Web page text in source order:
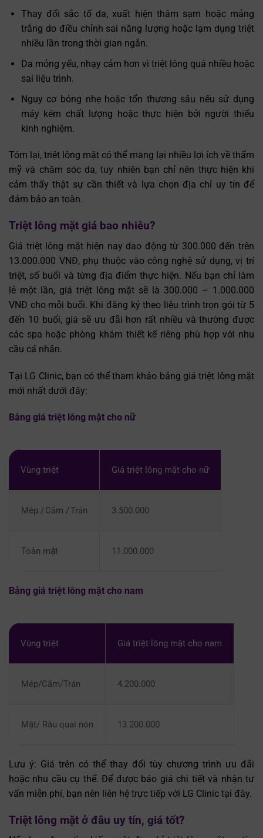
Thay đổi sắc tố da, xuất hiện thâm sạm hoặc mảng
trắng do điều chỉnh sai năng lượng hoặc lạm dụng triệt
nhiều lần trong thời gian ngắn.
Da mỏng yếu, nhạy cảm hơn vì triệt lông quá nhiều hoặc
sai liệu trình.
Nguy cơ bỏng nhẹ hoặc tổn thương sâu nếu sử dụng
máy kém chất lượng hoặc thực hiện bởi người thiếu
kinh nghiệm.
Tóm lại, triệt lông mặt có thể mang lại nhiều lợi ích về thẩm
mỹ và chăm sóc da, tuy nhiên bạn chỉ nên thực hiện khi
cảm thấy thật sự cần thiết và lựa chọn địa chỉ uy tín để
đảm bảo an toàn.
Triệt lông mặt giá bao nhiêu?
Giá triệt lông mặt hiện nay dao động từ 300.000 đến trên
13.000.000 VNĐ, phụ thuộc vào công nghệ sử dụng, vị trí
triệt, số buổi và từng địa điểm thực hiện. Nếu bạn chỉ làm
lẻ một lần, giá triệt lông mặt sẽ là 300.000 – 1.000.000
VNĐ cho mỗi buổi. Khi đăng ký theo liệu trình trọn gói từ 5
đến 10 buổi, giá sẽ ưu đãi hơn rất nhiều và thường được
các spa hoặc phòng khám thiết kế riêng phù hợp với nhu
cầu cá nhân.
Tại LG Clinic, bạn có thể tham khảo bảng giá triệt lông mặt
mới nhất dưới đây:
Bảng giá triệt lông mặt cho nữ
Vùng triệt Giá triệt lông mặt cho nữ
Mép / Cằm / Trán 3.500.000
Toàn mặt 11.000.000
Bảng giá triệt lông mặt cho nam
Vùng triệt Giá triệt lông mặt cho nam
Mép/Cằm/Trán 4.200.000
Mặt/ Râu quai nón 13.200.000
Lưu ý: Giá trên có thể thay đổi tùy chương trình ưu đãi
hoặc nhu cầu cụ thể. Để được báo giá chi tiết và nhận tư
vấn miễn phí, bạn nên liên hệ trực tiếp với LG Clinic tại đây.
Triệt lông mặt ở đâu uy tín, giá tốt?